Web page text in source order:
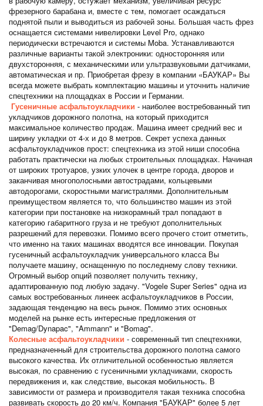
фрезерного барабана и, вместе с тем, помогает осаждаться
поднятой пыли и выводиться из рабочей зоны. Большая часть фрез
оснащается системами нивелировки Level Pro, однако
периодически встречаются и системы Moba. Устанавливаются
различные варианты такой электроники: односторонняя или
двухсторонняя, с механическими или ультразвуковыми датчиками,
автоматическая и пр. Приобретая фрезу в компании «БАУКАР» Вы
всегда можете выбрать комплектацию машины и уточнить наличие
спецтехники на площадках в России и Германии.
Гусеничные асфальтоукладчики - наиболее востребованный тип
укладчиков дорожного полотна, на который приходится
максимальное количество продаж. Машина имеет средний вес и
ширину укладки от 4-х и до 8 метров. Секрет успеха данных
асфальтоукладчиков прост: спецтехника из этой ниши способна
работать практически на любых строительных площадках. Начиная
от широких тротуаров, узких улочек в центре города, дворов и
заканчивая многополосными автострадами, кольцевыми
автодорогами, скоростными магистралями. Дополнительным
преимуществом является то, что большинство машин из этой
категории при постановке на низкорамный трал попадают в
категорию габаритного груза и не требуют дополнительных
разрешений для перевозки. Помимо всего прочего стоит отметить,
что именно на таких машинах вводятся все инновации. Покупая
гусеничный асфальтоукладчик универсального класса Вы
получаете машину, оснащенную по последнему слову техники.
Огромный выбор опций позволяет получить технику,
адаптированную под любую задачу. "Vogele Super Series" одна из
самых востребованных линеек асфальтоукладчиков в России,
задающая тенденцию на весь рынок. Помимо этих основных
моделей на рынке есть интересные предложения от
"Demag/Dynapac", "Ammann" и "Bomag".
Колесные асфальтоукладчики - современный тип спецтехники,
предназначенный для строительства дорожного полотна самого
высокого качества. Их отличительной особенностью является
высокая, по сравнению с гусеничными укладчиками, скорость
передвижения и, как следствие, высокая мобильность. В
зависимости от размера и производителя такая техника способна
развивать скорость до 20 км/ч. Компания "БАУКАР" более 5 лет